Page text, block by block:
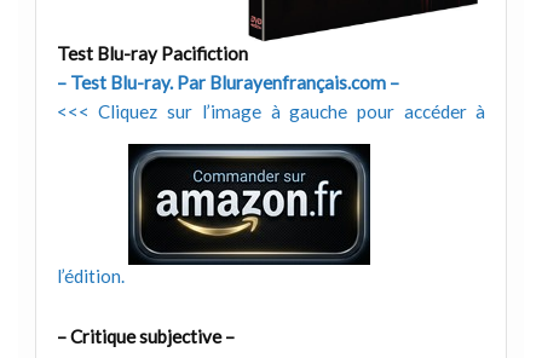
Test Blu-ray Pacifiction
– Test Blu-ray. Par Blurayenfrançais.com –
<<< Cliquez sur l’image à gauche pour accéder à
l’édition.
– Critique subjective –